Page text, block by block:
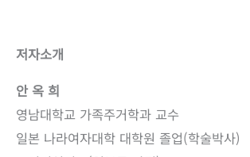
저자소개
안 옥 희
영남대학교 가족주거학과 교수
일본 나라여자대학 대학원 졸업(학술박사)